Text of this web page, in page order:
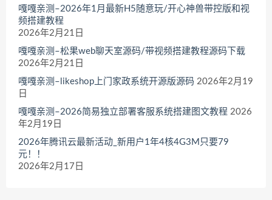
嘎嘎亲测–2026年1月最新H5随意玩/开心神兽带控版和视
频搭建教程
2026年2月21日
嘎嘎亲测–松果web聊天室源码/带视频搭建教程源码下载
2026年2月21日
嘎嘎亲测–likeshop上门家政系统开源版源码 2026年2月19
日
嘎嘎亲测–2026简易独立部署客服系统搭建图文教程 2026
年2月19日
2026年腾讯云最新活动_新用户1年4核4G3M只要79
元！！
2026年2月17日